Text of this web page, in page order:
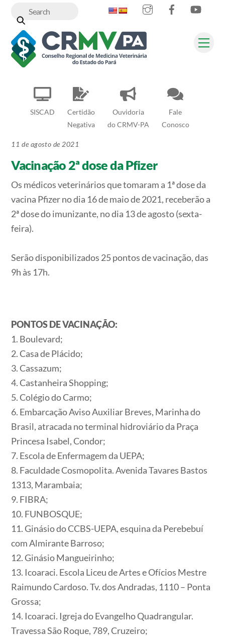
content
SISCAD
Certidão
Negativa
Ouvidoria
do CRMV-PA
Fale
Conosco
InstagramFacebook
11 de agosto de 2021
Vacinação 2ª dose da Pfizer
Os médicos veterinários que tomaram a 1ª dose da
vacina Pfizer no dia 16 de maio de 2021, receberão a
2ª dose do imunizante, no dia 13 de agosto (sexta-
feira).
Serão disponibilizados 25 pontos de vacinação, das
9h às 17h.
PONTOS DE VACINAÇÃO:
1. Boulevard;
2. Casa de Plácido;
3. Cassazum;
4. Castanheira Shopping;
5. Colégio do Carmo;
6. Embarcação Aviso Auxiliar Breves, Marinha do
Brasil, atracada no terminal hidroviário da Praça
Princesa Isabel, Condor;
7. Escola de Enfermagem da UEPA;
8. Faculdade Cosmopolita. Avenida Tavares Bastos
1313, Marambaia;
9. FIBRA;
10. FUNBOSQUE;
11. Ginásio do CCBS-UEPA, esquina da Perebebuí
com Almirante Barroso;
12. Ginásio Mangueirinho;
13. Icoaraci. Escola Liceu de Artes e Ofícios Mestre
Raimundo Cardoso. Tv. dos Andradas, 1110 – Ponta
Grossa;
14. Icoaraci. Igreja do Evangelho Quadrangular.
Travessa São Roque, 789, Cruzeiro;